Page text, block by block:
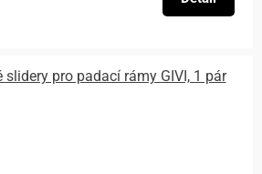
pro padací rámy GIVI, 1 pár